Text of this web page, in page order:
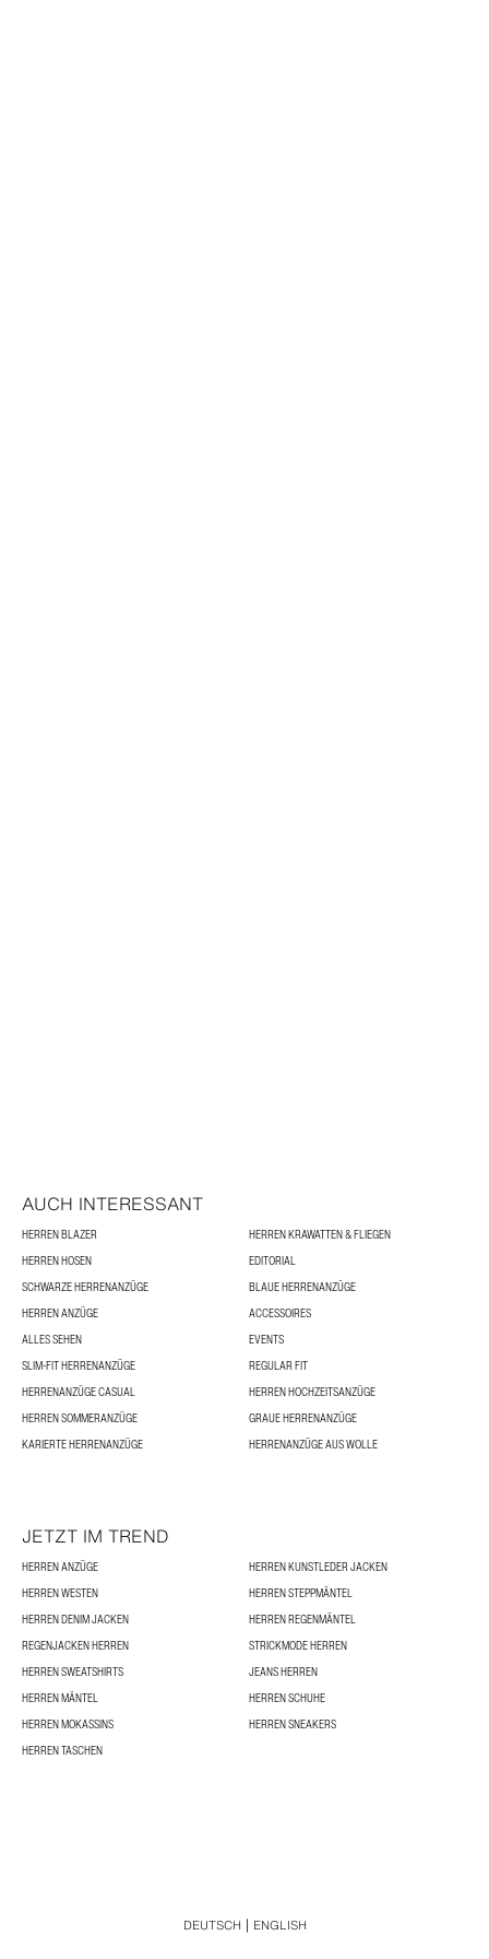
AUCH INTERESSANT
HERREN BLAZER
HERREN KRAWATTEN & FLIEGEN
HERREN HOSEN
EDITORIAL
SCHWARZE HERRENANZÜGE
BLAUE HERRENANZÜGE
HERREN ANZÜGE
ACCESSOIRES
ALLES SEHEN
EVENTS
SLIM-FIT HERRENANZÜGE
REGULAR FIT
HERRENANZÜGE CASUAL
HERREN HOCHZEITSANZÜGE
HERREN SOMMERANZÜGE
GRAUE HERRENANZÜGE
KARIERTE HERRENANZÜGE
HERRENANZÜGE AUS WOLLE
JETZT IM TREND
HERREN ANZÜGE
HERREN KUNSTLEDER JACKEN
HERREN WESTEN
HERREN STEPPMÄNTEL
HERREN DENIM JACKEN
HERREN REGENMÄNTEL
REGENJACKEN HERREN
STRICKMODE HERREN
HERREN SWEATSHIRTS
JEANS HERREN
HERREN MÄNTEL
HERREN SCHUHE
HERREN MOKASSINS
HERREN SNEAKERS
HERREN TASCHEN
DEUTSCH ENGLISH